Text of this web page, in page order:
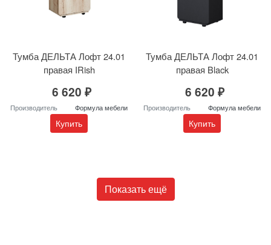
Тумба ДЕЛЬТА Лофт 24.01
правая IRish
6 620 ₽
Производитель Формула мебели
Купить
Тумба ДЕЛЬТА Лофт 24.01
правая Black
6 620 ₽
Производитель Формула мебели
Купить
Показать ещё